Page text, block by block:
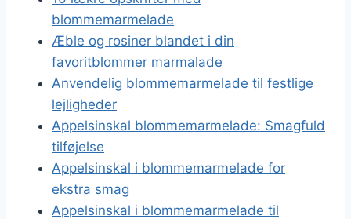
blommemarmelade
Æble og rosiner blandet i din
favoritblommer marmalade
Anvendelig blommemarmelade til festlige
lejligheder
Appelsinskal blommemarmelade: Smagfuld
tilføjelse
Appelsinskal i blommemarmelade for
ekstra smag
Appelsinskal i blommemarmelade til